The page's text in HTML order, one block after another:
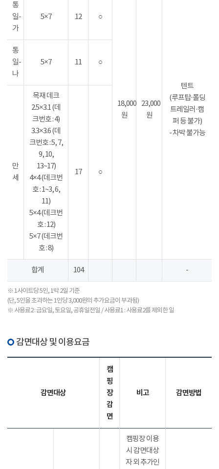
18,000
원
23,000
원
텐트
(루프탑·폴딩
트레일러·캠
퍼 등 불가)
- 차박 불가능
통
일-
가
5×7 12 ○
통
일-
나
5×7 11 ○
만
세
목재 데크
2.5×3.1 (데
크번호 : 4)
3.3×3.6 (데
크번호 : 5, 7,
9, 10,
13~17)
4×4 (데크번
호 : 1~3, 6,
11)
5×4 (데크번
호 : 12)
5×7 (데크번
호 : 8)
17 ○
합계 104 -
※ 1사이트당 5인, 1박 2일 기준
(단, 5인을 초과하는 1인당 3,000원의 추가요금이 부과됨)
※ 사용료2 : 금요일, 토요일, 공휴일전일 / 사용료1 : 사용료2를 제외한 일
감면대상 및 이용요금
감면대상
캠
핑
장
감
면
비고 감면방법
캠핑장 이용
시 감면대상
자 외 추가인